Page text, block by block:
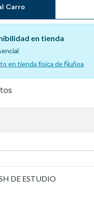
Carro
en tienda
en tienda física de Ñuñoa
DE ESTUDIO